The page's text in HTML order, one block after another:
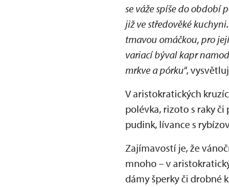
se váže spíše do období
již ve středověké
tmavou omáčkou, pro
variací býval kapr
mrkve a pórku“,
V aristokratických
polévka, rizoto s raky či
pudink, lívance s
Zajímavostí je, že
mnoho – v
dámy šperky či drobné